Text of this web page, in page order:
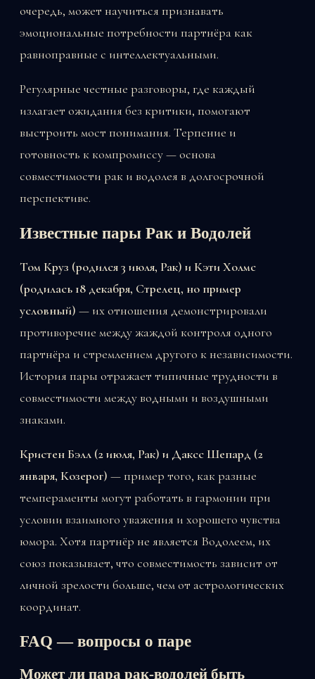
очередь, может научиться признавать
эмоциональные потребности партнёра как
равноправные с интеллектуальными.
Регулярные честные разговоры, где каждый
излагает ожидания без критики, помогают
выстроить мост понимания. Терпение и
готовность к компромиссу — основа
совместимости рак и водолея в долгосрочной
перспективе.
Известные пары Рак и Водолей
Том Круз (родился 3 июля, Рак) и Кэти Холмс
(родилась 18 декабря, Стрелец, но пример
условный) — их отношения демонстрировали
противоречие между жаждой контроля одного
партнёра и стремлением другого к независимости.
История пары отражает типичные трудности в
совместимости между водными и воздушными
знаками.
Кристен Бэлл (2 июля, Рак) и Даксс Шепард (2
января, Козерог) — пример того, как разные
темпераменты могут работать в гармонии при
условии взаимного уважения и хорошего чувства
юмора. Хотя партнёр не является Водолеем, их
союз показывает, что совместимость зависит от
личной зрелости больше, чем от астрологических
координат.
FAQ — вопросы о паре
Может ли пара рак-водолей быть